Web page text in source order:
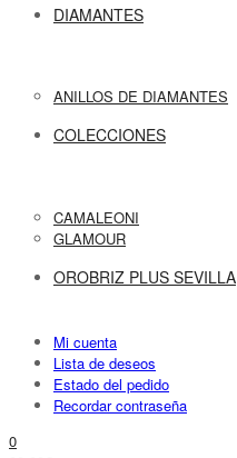
DIAMANTES
ANILLOS DE DIAMANTES
COLECCIONES
CAMALEONI
GLAMOUR
OROBRIZ PLUS SEVILLA
Mi cuenta
Lista de deseos
Estado del pedido
Recordar contraseña
0